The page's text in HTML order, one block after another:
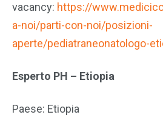
vacancy: https://
a-noi/parti-con-noi/posizioni-
aperte/pediatraneonatologo-
Esperto PH – Etiopia
Paese: Etiopia